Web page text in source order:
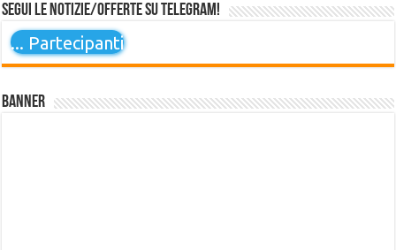
Segui le notizie/offerte su Telegram!
... Partecipanti
Banner